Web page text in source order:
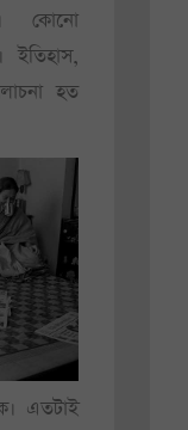
কোনো
ইতিহাস,
হত
এতটাই